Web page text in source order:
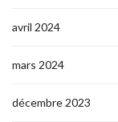
avril 2024
mars 2024
décembre 2023